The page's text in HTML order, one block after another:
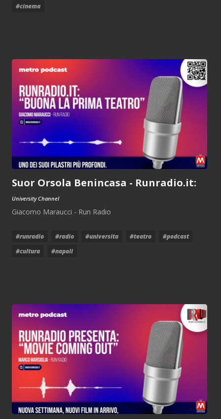
#cinema
Suor Orsola Benincasa - Runradio.it:
University Channel
Giacomo Maraucci - Run Radio
#runradio #radio #universita #teatro
#podcast
#cultura
#napoli